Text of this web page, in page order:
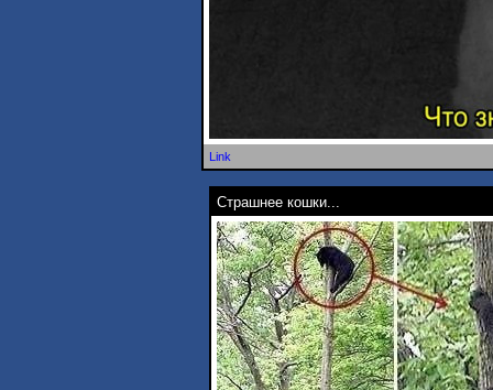
Link
Страшнее кошки...